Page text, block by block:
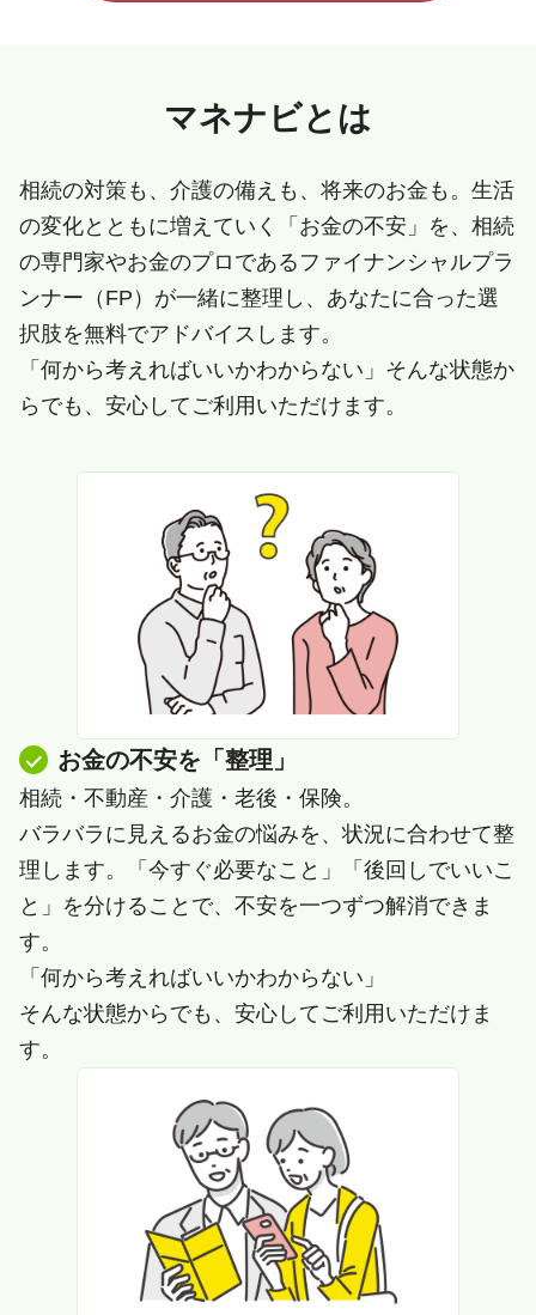
マネナビとは
相続の対策も、介護の備えも、将来のお金も。生活
の変化とともに増えていく「お金の不安」を、相続
の専門家やお金のプロであるファイナンシャルプラ
ンナー（FP）が一緒に整理し、あなたに合った選
択肢を無料でアドバイスします。
「何から考えればいいかわからない」そんな状態か
らでも、安心してご利用いただけます。
お金の不安を「整理」
相続・不動産・介護・老後・保険。
バラバラに見えるお金の悩みを、状況に合わせて整
理します。「今すぐ必要なこと」「後回しでいいこ
と」を分けることで、不安を一つずつ解消できま
す。
「何から考えればいいかわからない」
そんな状態からでも、安心してご利用いただけま
す。